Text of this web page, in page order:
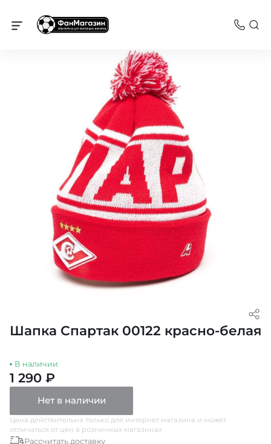
Спартак
Шапка Спартак 00122 красно-белая
В наличии
1 290 ₽
Нет в наличии
Цена действительна только для интернет магазина и может
отличаться от цен в розничных магазинах
Рассчитать доставку